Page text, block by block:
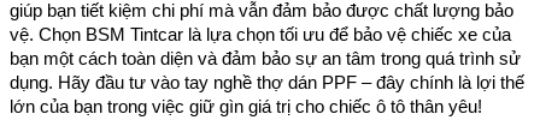
giúp bạn tiết kiệm chi phí mà vẫn đảm bảo được chất lượng bảo
vệ. Chọn BSM Tintcar là lựa chọn tối ưu để bảo vệ chiếc xe của
bạn một cách toàn diện và đảm bảo sự an tâm trong quá trình sử
dụng. Hãy đầu tư vào tay nghề thợ dán PPF – đây chính là lợi thế
lớn của bạn trong việc giữ gìn giá trị cho chiếc ô tô thân yêu!